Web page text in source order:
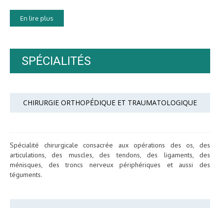
En lire plus
SPÉCIALITÉS
CHIRURGIE ORTHOPÉDIQUE ET TRAUMATOLOGIQUE
Spécialité chirurgicale consacrée aux opérations des os, des
articulations, des muscles, des tendons, des ligaments, des
ménisques, des troncs nerveux périphériques et aussi des
téguments.